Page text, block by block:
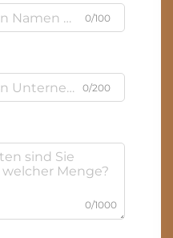
0/100
0/200
0/1000